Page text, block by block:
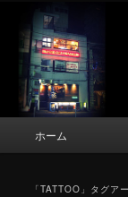
ン
ツ
東京 タト
Bunny
トゥー画像
タトゥーデザイン
ホーム
「TATTOO 」タグア